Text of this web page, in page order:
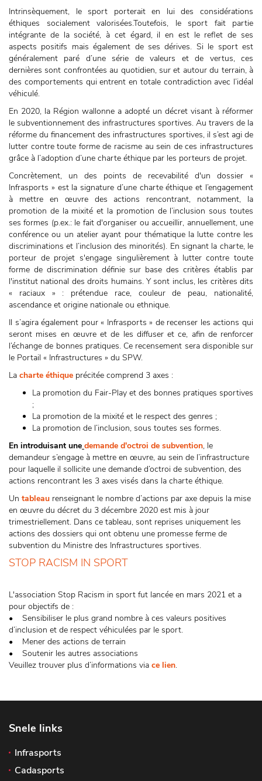
Intrinsèquement, le sport porterait en lui des considérations
éthiques socialement valorisées.Toutefois, le sport fait partie
intégrante de la société, à cet égard, il en est le reflet de ses
aspects positifs mais également de ses dérives. Si le sport est
généralement paré d’une série de valeurs et de vertus, ces
dernières sont confrontées au quotidien, sur et autour du terrain, à
des comportements qui entrent en totale contradiction avec l’idéal
véhiculé.
En 2020, la Région wallonne a adopté un décret visant à réformer
le subventionnement des infrastructures sportives. Au travers de la
réforme du financement des infrastructures sportives, il s’est agi de
lutter contre toute forme de racisme au sein de ces infrastructures
grâce à l’adoption d’une charte éthique par les porteurs de projet.
Concrètement, un des points de recevabilité d'un dossier «
Infrasports » est la signature d’une charte éthique et l’engagement
à mettre en œuvre des actions rencontrant, notamment, la
promotion de la mixité et la promotion de l’inclusion sous toutes
ses formes (p.ex.: le fait d'organiser ou accueillir, annuellement, une
conférence ou un atelier ayant pour thématique la lutte contre les
discriminations et l’inclusion des minorités). En signant la charte, le
porteur de projet s'engage singulièrement à lutter contre toute
forme de discrimination définie sur base des critères établis par
l'institut national des droits humains. Y sont inclus, les critères dits
« raciaux » : prétendue race, couleur de peau, nationalité,
ascendance et origine nationale ou ethnique.
Il s’agira également pour « Infrasports » de recenser les actions qui
seront mises en œuvre et de les diffuser et ce, afin de renforcer
l’échange de bonnes pratiques. Ce recensement sera disponible sur
le Portail « Infrastructures » du SPW.
La charte éthique précitée comprend 3 axes :
La promotion du Fair-Play et des bonnes pratiques sportives
;
La promotion de la mixité et le respect des genres ;
La promotion de l’inclusion, sous toutes ses formes.
En introduisant une demande d'octroi de subvention, le
demandeur s’engage à mettre en œuvre, au sein de l’infrastructure
pour laquelle il sollicite une demande d’octroi de subvention, des
actions rencontrant les 3 axes visés dans la charte éthique.
Un tableau renseignant le nombre d’actions par axe depuis la mise
en œuvre du décret du 3 décembre 2020 est mis à jour
trimestriellement. Dans ce tableau, sont reprises uniquement les
actions des dossiers qui ont obtenu une promesse ferme de
subvention du Ministre des Infrastructures sportives.
STOP RACISM IN SPORT
L'association Stop Racism in sport fut lancée en mars 2021 et a
pour objectifs de :
• Sensibiliser le plus grand nombre à ces valeurs positives
d’inclusion et de respect véhiculées par le sport.
• Mener des actions de terrain
• Soutenir les autres associations
Veuillez trouver plus d’informations via ce lien.
Snele links
Infrasports
Cadasports